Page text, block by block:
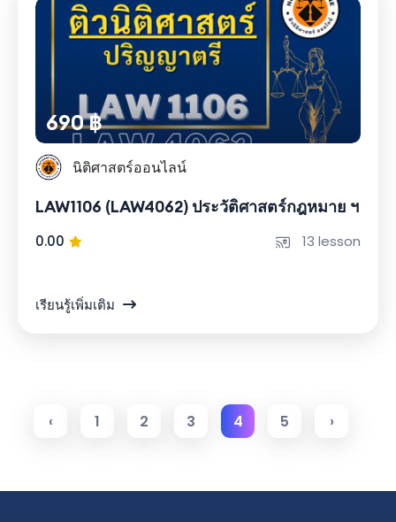
690 ฿
นิติศาสตร์ออนไลน์
LAW1106 (LAW4062) ประวัติศาสตร์กฎหมาย ฯ
0.00 13 lesson
เรียนรู้เพิ่มเติม
‹ 1 2 3 4 5 ›